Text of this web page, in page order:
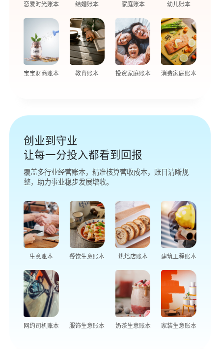
恋爱时光账本 结婚账本 家庭账本 幼儿账本
宝宝财商账本 教育账本 投资家庭账本 消费家庭账本
创业到守业
让每一分投入都看到回报
覆盖多行业经营账本，精准核算营收成本，账目清晰规
整，助力事业稳步发展增收。
生意账本 餐饮生意账本 烘焙店账本 建筑工程账本
网约司机账本 服饰生意账本 奶茶生意账本 家装生意账本